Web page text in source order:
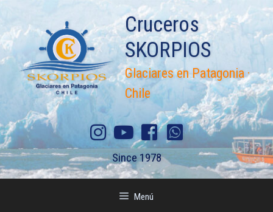
contenido
Cruceros
SKORPIOS
Glaciares en Patagonia ·
Chile
Since 1978
Menú